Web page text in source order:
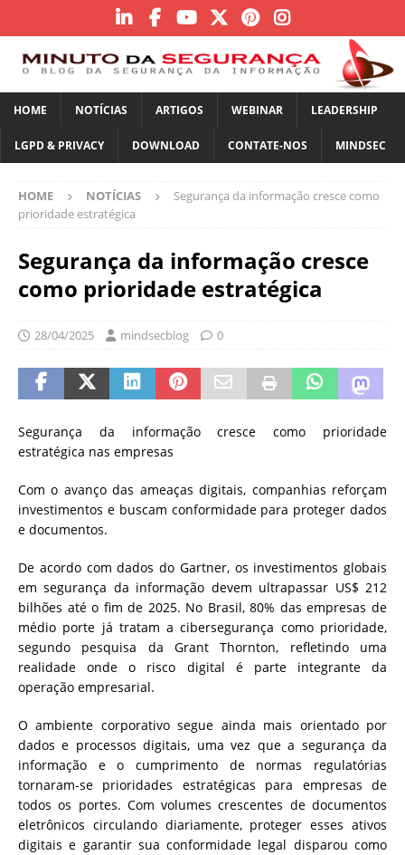
HOME NOTÍCIAS ARTIGOS WEBINAR LEADERSHIP
LGPD & PRIVACY DOWNLOAD CONTATE-NOS MINDSEC
HOME NOTÍCIAS
Segurança da informação cresce como
prioridade estratégica
Segurança da informação cresce
como prioridade estratégica
28/04/2025 mindsecblog 0
Segurança da informação cresce como prioridade
estratégica nas empresas
Com o avanço das ameaças digitais, companhias reforçam
investimentos e buscam conformidade para proteger dados
e documentos.
De acordo com dados do Gartner, os investimentos globais
em segurança da informação devem ultrapassar US$ 212
bilhões até o fim de 2025. No Brasil, 80% das empresas de
médio porte já tratam a cibersegurança como prioridade,
segundo pesquisa da Grant Thornton, refletindo uma
realidade onde o risco digital é parte integrante da
operação empresarial.
O ambiente corporativo segue ainda mais orientado por
dados e processos digitais, uma vez que a segurança da
informação e o cumprimento de normas regulatórias
tornaram-se prioridades estratégicas para empresas de
todos os portes. Com volumes crescentes de documentos
eletrônicos circulando diariamente, proteger esses ativos
digitais e garantir sua conformidade legal disparou como